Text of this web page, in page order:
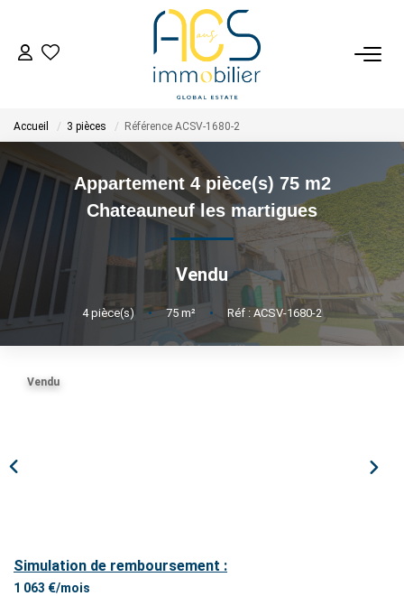
Tous Nos Biens En Vente
- Biens D'investissement
- Collection Réservée
Déposez Votre Recherche D'achat
VENDRE
Tous Nos Biens Vendus
Accueil 3 pièces Référence ACSV-1680-2
Appartement 4 pièce(s) 75 m2
Chateauneuf les martigues
Vendu
4pièce(s) • 75 m² • Réf : ACSV-1680-2
Vendu
Simulation de remboursement :
1 063 €/mois